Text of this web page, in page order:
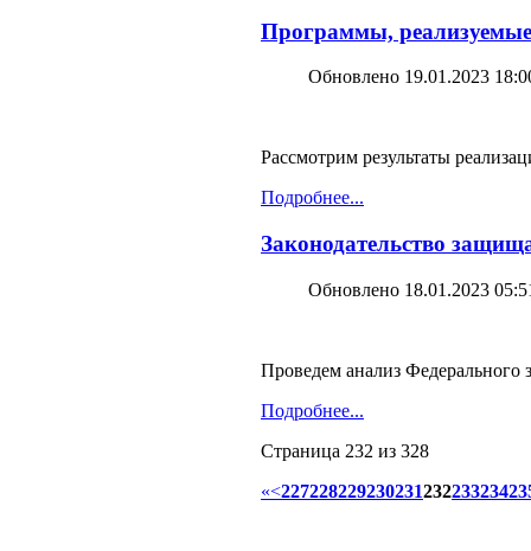
Программы, реализуемые
Обновлено 19.01.2023
Рассмотрим результаты
Подробнее...
Законодательство
Обновлено 18.01.2023
Проведем анализ
Подробнее...
Страница 232 из 328
«<227228229230231232233234